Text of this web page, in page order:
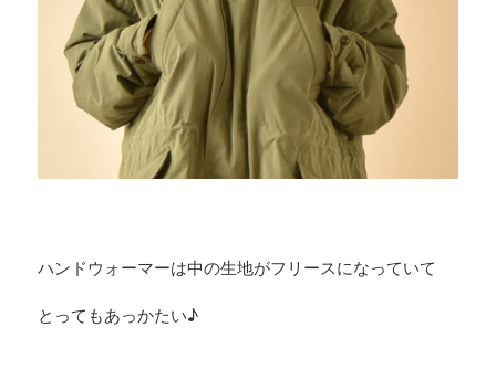
ハンドウォーマーは中の生地がフリースになっていて
とってもあっかたい♪